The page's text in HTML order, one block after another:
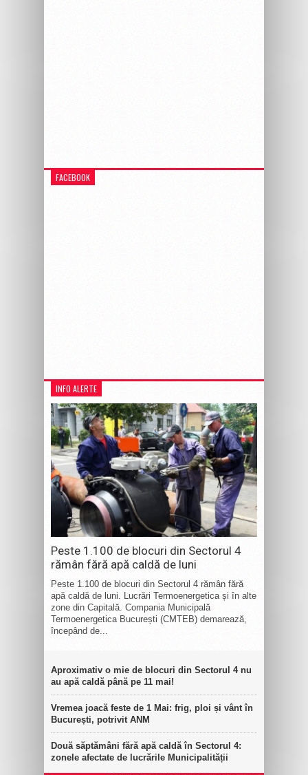
FACEBOOK
INFO ALERTE
Peste 1.100 de blocuri din Sectorul 4
rămân fără apă caldă de luni
Peste 1.100 de blocuri din Sectorul 4 rămân fără
apă caldă de luni. Lucrări Termoenergetica și în alte
zone din Capitală. Compania Municipală
Termoenergetica București (CMTEB) demarează,
începând de...
Aproximativ o mie de blocuri din Sectorul 4 nu
au apă caldă până pe 11 mai!
Vremea joacă feste de 1 Mai: frig, ploi și vânt în
București, potrivit ANM
Două săptămâni fără apă caldă în Sectorul 4:
zonele afectate de lucrările Municipalității